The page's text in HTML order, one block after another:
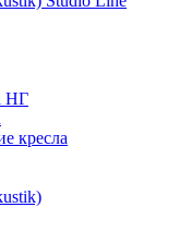
НГ
кресла